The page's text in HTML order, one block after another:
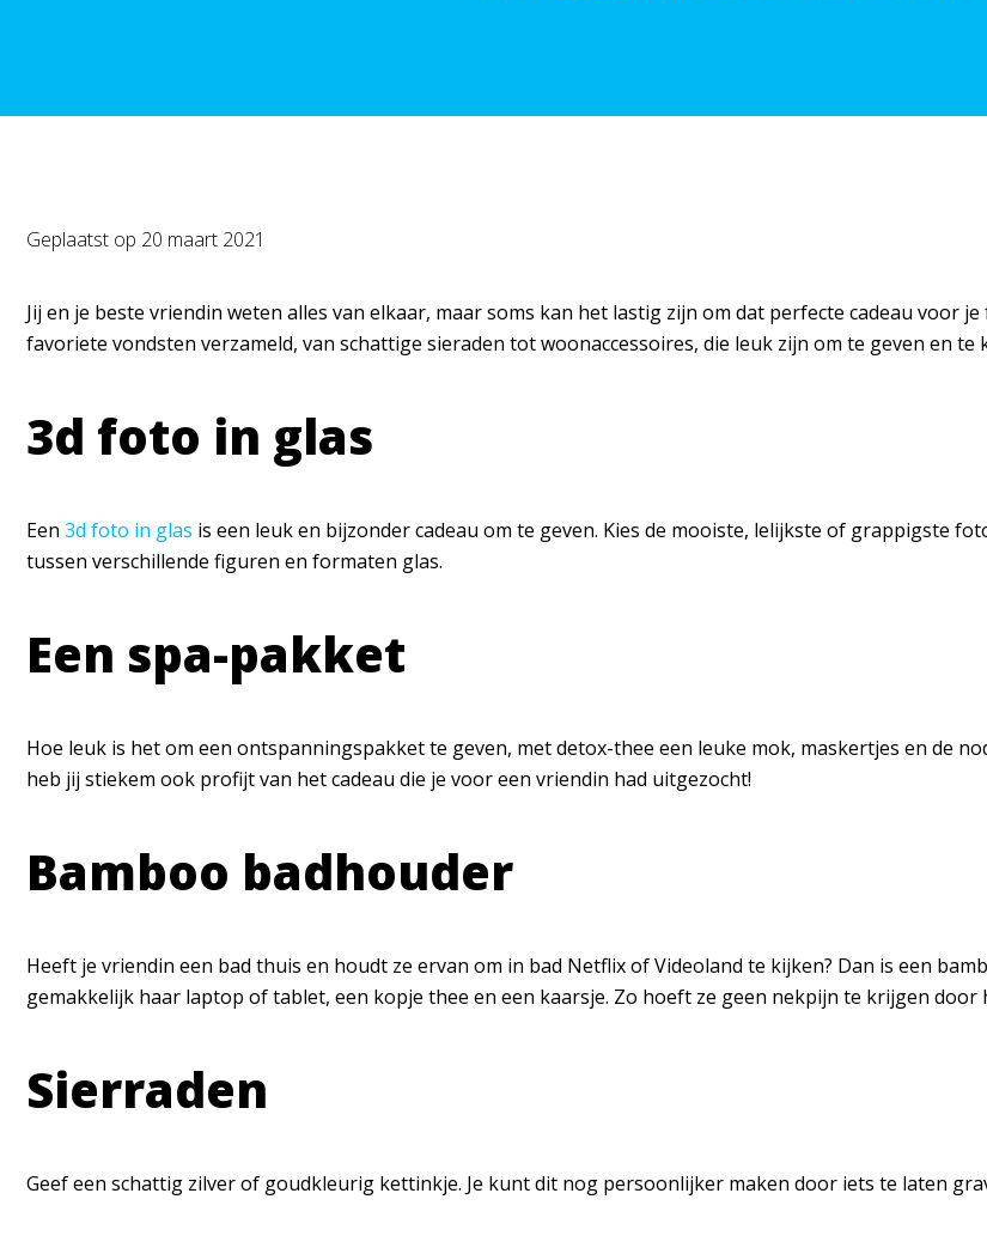
Geplaatst op 20 maart 2021
Jij en je beste vriendin weten alles van elkaar, maar soms kan het lastig zijn om dat perfecte cadeau voor
favoriete vondsten verzameld, van schattige sieraden tot woonaccessoires, die leuk zijn om te geven en te
3d foto in glas
Een 3d foto in glas is een leuk en bijzonder cadeau om te geven. Kies de mooiste, lelijkste of grappigste
tussen verschillende figuren en formaten glas.
Een spa-pakket
Hoe leuk is het om een ontspanningspakket te geven, met detox-thee een leuke mok, maskertjes en de
heb jij stiekem ook profijt van het cadeau die je voor een vriendin had uitgezocht!
Bamboo badhouder
Heeft je vriendin een bad thuis en houdt ze ervan om in bad Netflix of Videoland te kijken? Dan is een
gemakkelijk haar laptop of tablet, een kopje thee en een kaarsje. Zo hoeft ze geen nekpijn te krijgen
Sierraden
Geef een schattig zilver of goudkleurig kettinkje. Je kunt dit nog persoonlijker maken door iets te laten